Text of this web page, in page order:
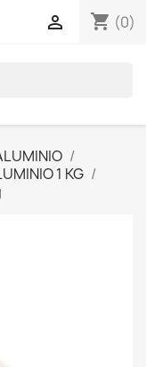
shopping_cart (0)

1 KG